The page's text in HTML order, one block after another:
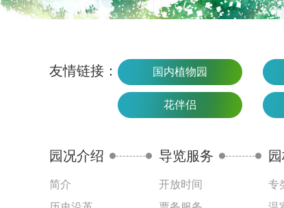
友情链接： 国内植物园
花伴侣
园况介绍
简介
导览服务
开放时间
专